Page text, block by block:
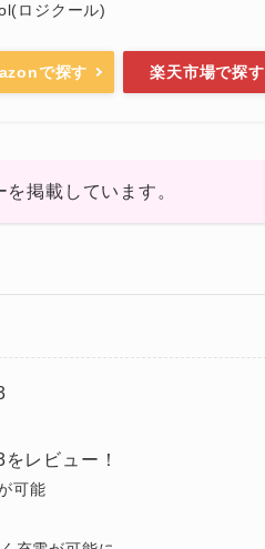
ロジクール)
で探す 楽天市場で探す
掲載しています。
レビュー！
可能